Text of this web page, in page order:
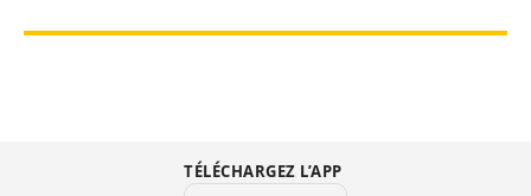
TÉLÉCHARGEZ L’APP